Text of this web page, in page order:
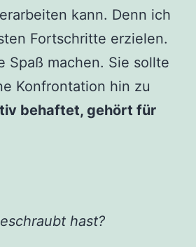
kann. Denn ich
Fortschritte erzielen.
Spaß machen. Sie sollte
Konfrontation hin zu
behaftet, gehört für
hast?